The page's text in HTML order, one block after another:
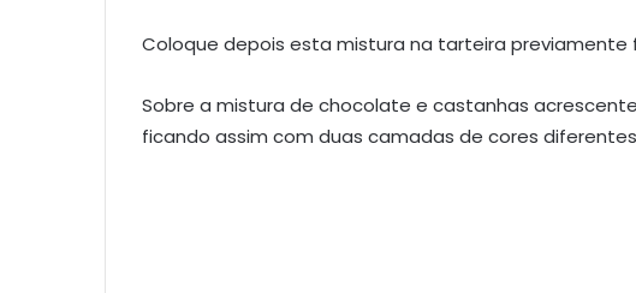
Coloque depois esta mistura na tarteira previamente
Sobre a mistura de chocolate e castanhas
ficando assim com duas camadas de cores